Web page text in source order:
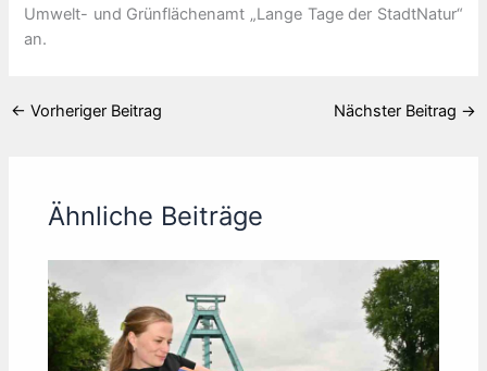
Umwelt- und Grünflächenamt „Lange Tage der StadtNatur“
an.
← Vorheriger Beitrag Nächster Beitrag →
Ähnliche Beiträge